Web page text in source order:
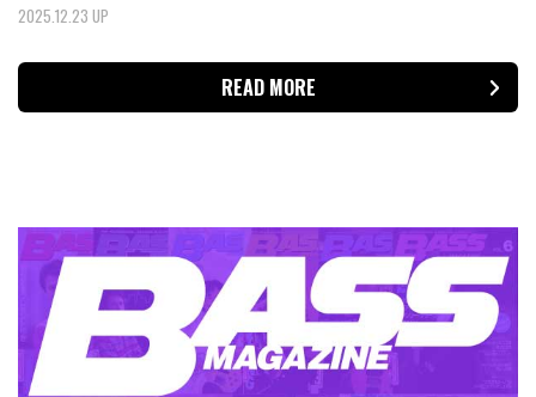
2025.12.23 UP
READ MORE